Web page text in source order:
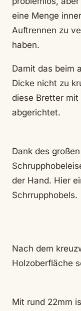
eine Menge
Auftrennen zu
haben.
Damit das beim
Dicke nicht zu
diese Bretter
abgerichtet.
Dank des
der Hand. Hier
Schrrupphobels.
Nach dem
Holzoberfläche
Mit rund 22mm